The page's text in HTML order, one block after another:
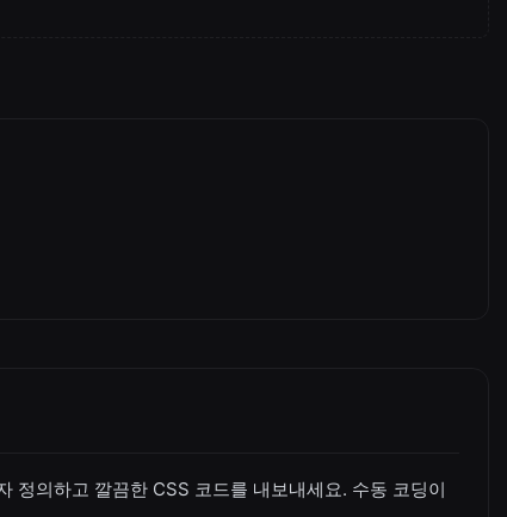
정의하고 깔끔한 CSS 코드를 내보내세요. 수동 코딩이